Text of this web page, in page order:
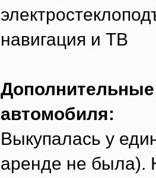
навигация и ТВ
автомобиля:
Выкупалась у
аренде не была).